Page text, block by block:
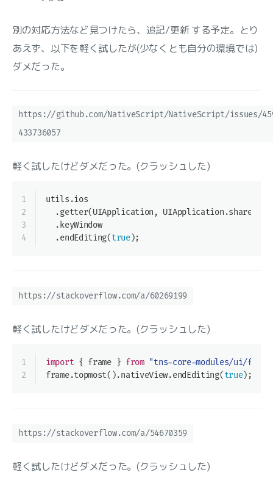
別の対応方法など見つけたら、追記/更新 する予定。とり
あえず、以下を軽く試したが(少なくとも自分の環境では)
ダメだった。
https://github.com/NativeScript/NativeScript/issues/
433736057
軽く試したけどダメだった。(クラッシュした)
1
2
3
4
utils.ios
.getter(UIApplication,
  .keyWindow
  .endEditing(
true);
https://stackoverflow.com/a/60269199
軽く試したけどダメだった。(クラッシュした)
1
2
import { frame } from "tns-core-modules/ui/
frame.topmost().nativeView.endEditing(true);
https://stackoverflow.com/a/54670359
軽く試したけどダメだった。(クラッシュした)